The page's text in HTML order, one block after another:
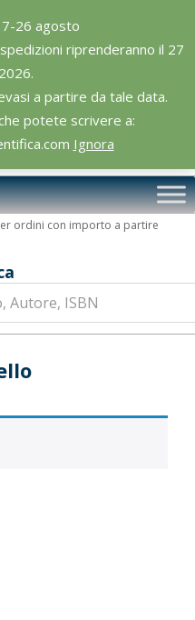
7-26 agosto
riprenderanno il 27
a partire da tale data.
potete scrivere a:
Ignora
ordini con importo a partire